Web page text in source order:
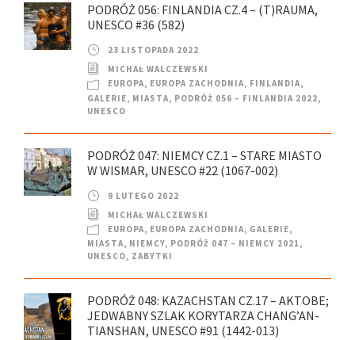
PODRÓŻ 056: FINLANDIA CZ.4 – (T)RAUMA,
UNESCO #36 (582)
23 LISTOPADA 2022
MICHAŁ WALCZEWSKI
EUROPA, EUROPA ZACHODNIA, FINLANDIA,
GALERIE, MIASTA, PODRÓŻ 056 – FINLANDIA 2022,
UNESCO
PODRÓŻ 047: NIEMCY CZ.1 – STARE MIASTO
W WISMAR, UNESCO #22 (1067-002)
9 LUTEGO 2022
MICHAŁ WALCZEWSKI
EUROPA, EUROPA ZACHODNIA, GALERIE,
MIASTA, NIEMCY, PODRÓŻ 047 – NIEMCY 2021 ,
UNESCO, ZABYTKI
PODRÓŻ 048: KAZACHSTAN CZ.17 – AKTOBE;
JEDWABNY SZLAK KORYTARZA CHANG’AN-
TIANSHAN, UNESCO #91 (1442-013)